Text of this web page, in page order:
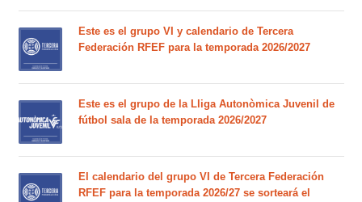
Este es el grupo VI y calendario de Tercera
Federación RFEF para la temporada 2026/2027
Este es el grupo de la Lliga Autonòmica Juvenil de
fútbol sala de la temporada 2026/2027
El calendario del grupo VI de Tercera Federación
RFEF para la temporada 2026/27 se sorteará el